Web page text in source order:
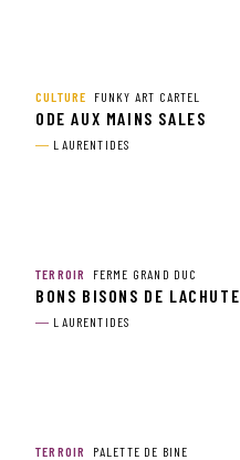
CULTURE FUNKY ART CARTEL
ODE AUX MAINS SALES
LAURENTIDES
TERROIR FERME GRAND DUC
BONS BISONS DE LACHUTE
LAURENTIDES
TERROIR PALETTE DE BINE